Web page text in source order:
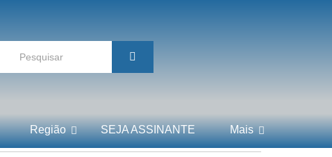
Região SEJA ASSINANTE Mais